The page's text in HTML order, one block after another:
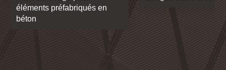
éléments préfabriqués en
béton